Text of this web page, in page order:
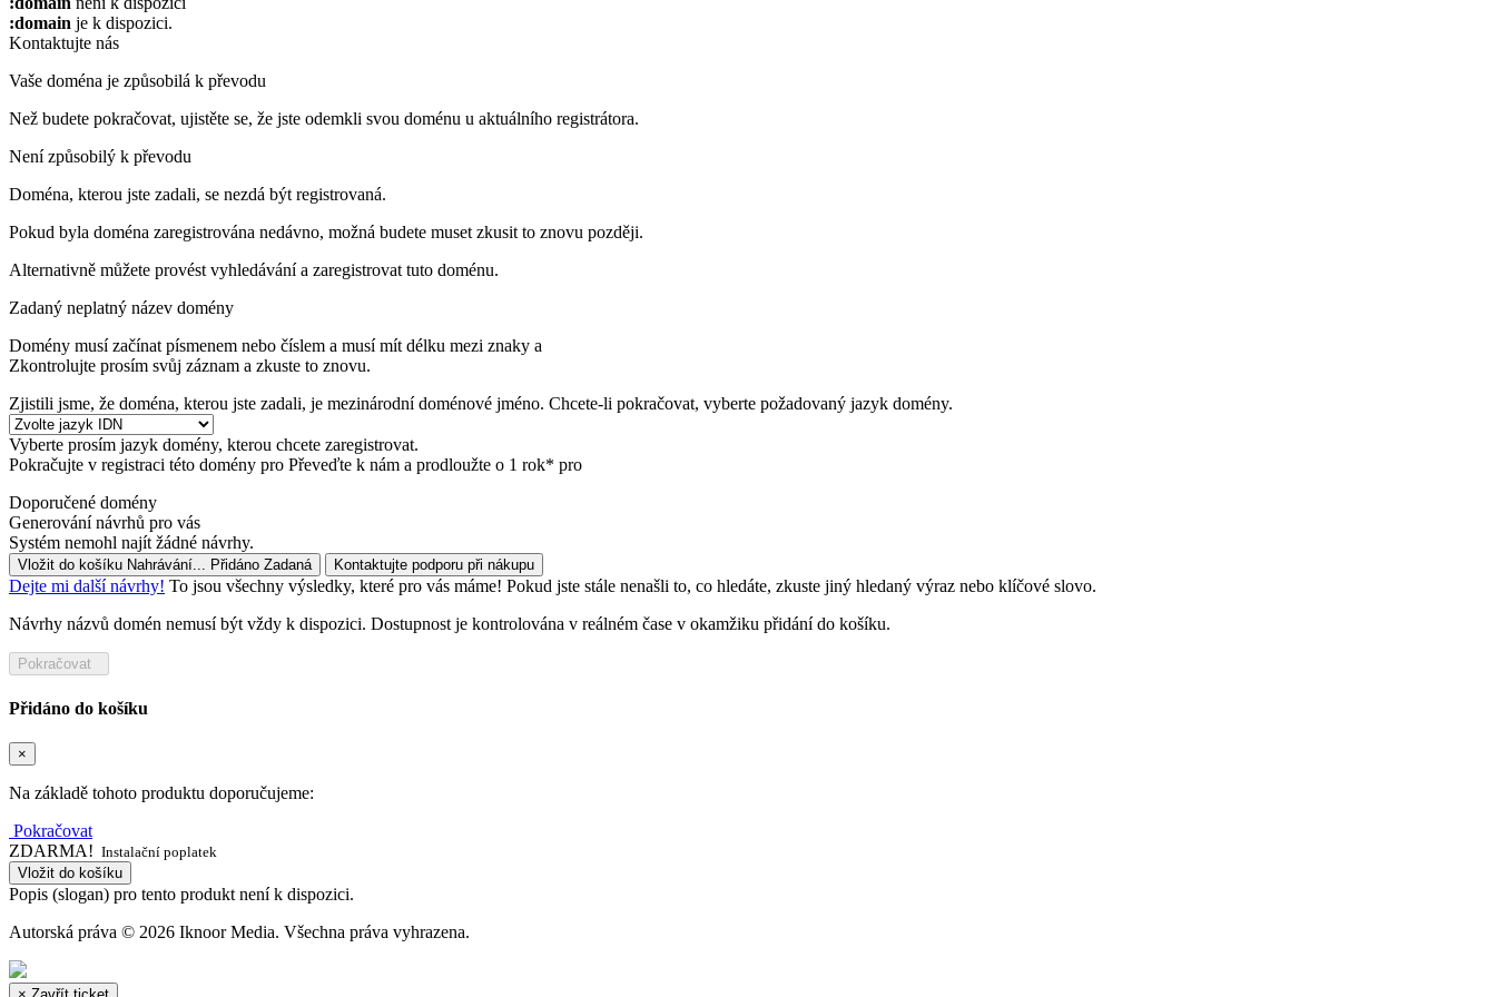
:domain je k dispozici.
Kontaktujte nás
Vaše doména je způsobilá k převodu
Než budete pokračovat, ujistěte se, že jste odemkli svou doménu u aktuálního registrátora.
Není způsobilý k převodu
Doména, kterou jste zadali, se nezdá být registrovaná.
Pokud byla doména zaregistrována nedávno, možná budete muset zkusit to znovu později.
Alternativně můžete provést vyhledávání a zaregistrovat tuto doménu.
Zadaný neplatný název domény
Domény musí začínat písmenem nebo číslem a musí mít délku mezi znaky a
Zkontrolujte prosím svůj záznam a zkuste to znovu.
Zjistili jsme, že doména, kterou jste zadali, je mezinárodní doménové jméno. Chcete-li pokračovat, vyberte požadovaný jazyk domény.
Vyberte prosím jazyk domény, kterou chcete zaregistrovat.
Pokračujte v registraci této domény pro Převeďte k nám a prodloužte o 1 rok* pro
Doporučené domény
Generování návrhů pro vás
Systém nemohl najít žádné návrhy.
Vložit do košíku Nahrávání... Přidáno Zadaná Kontaktujte podporu při nákupu
Dejte mi další návrhy! To jsou všechny výsledky, které pro vás máme! Pokud jste stále nenašli to, co hledáte, zkuste jiný hledaný výraz nebo klíčové slovo.
Návrhy názvů domén nemusí být vždy k dispozici. Dostupnost je kontrolována v reálném čase v okamžiku přidání do košíku.
Přidáno do košíku
×
Na základě tohoto produktu doporučujeme:
Pokračovat
ZDARMA! Instalační poplatek
Vložit do košíku
Popis (slogan) pro tento produkt není k dispozici.
Autorská práva © 2026 Iknoor Media. Všechna práva vyhrazena.